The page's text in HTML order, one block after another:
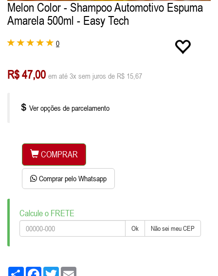
Melon Color - Shampoo Automotivo Espuma
Amarela 500ml - Easy Tech
0
R$ 47,00 em até 3x sem juros de R$ 15,67
Ver opções de parcelamento
COMPRAR
Comprar pelo Whatsapp
Calcule o FRETE
Ok Não sei meu CEP
Share FacebookTwitter